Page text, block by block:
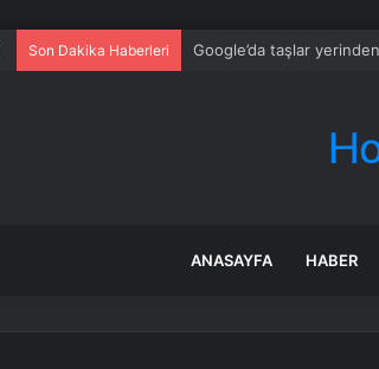
Son Dakika Haberleri Google’da taşlar
ANASAYFA HABER